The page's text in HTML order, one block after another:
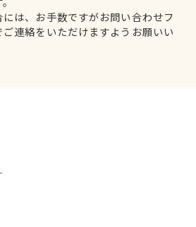
は、お手数ですがお問い合わせフ
連絡をいただけますようお願いい